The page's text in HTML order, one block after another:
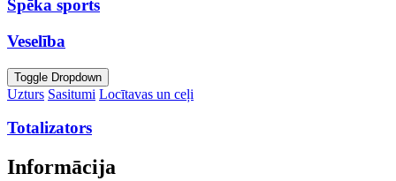
Spēka sports
Veselība
Toggle Dropdown
Uzturs Sasitumi Locītavas un ceļi
Totalizators
Informācija